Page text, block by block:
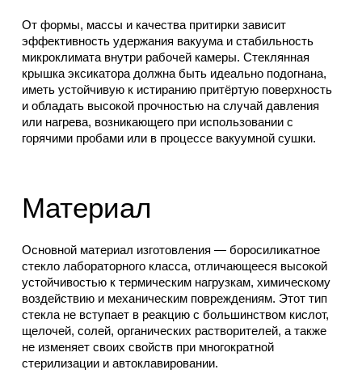
От формы, массы и качества притирки зависит
эффективность удержания вакуума и стабильность
микроклимата внутри рабочей камеры. Стеклянная
крышка эксикатора должна быть идеально подогнана,
иметь устойчивую к истиранию притёртую поверхность
и обладать высокой прочностью на случай давления
или нагрева, возникающего при использовании с
горячими пробами или в процессе вакуумной сушки.
Материал
Основной материал изготовления — боросиликатное
стекло лабораторного класса, отличающееся высокой
устойчивостью к термическим нагрузкам, химическому
воздействию и механическим повреждениям. Этот тип
стекла не вступает в реакцию с большинством кислот,
щелочей, солей, органических растворителей, а также
не изменяет своих свойств при многократной
стерилизации и автоклавировании.